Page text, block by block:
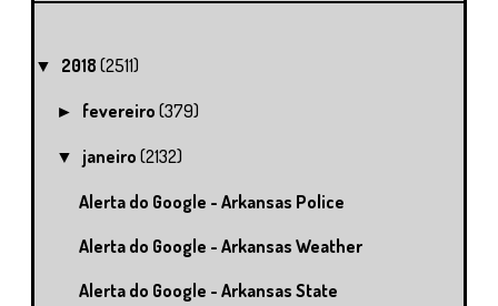
▼ 2018 (2511)
► fevereiro(379)
▼ janeiro(2132)
Alerta do Google - Arkansas Police
Alerta do Google - Arkansas Weather
Alerta do Google - Arkansas State